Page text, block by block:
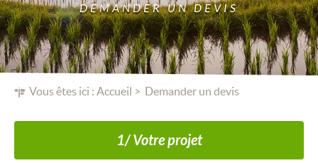
Vous êtes ici : Accueil Demander un devis
DEMANDER UN DEVIS
1/ Votre projet